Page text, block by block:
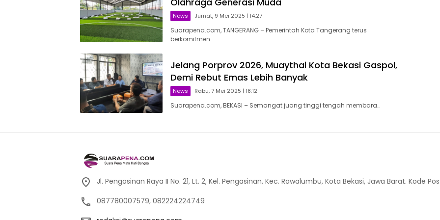
News Jumat, 9 Mei 2025 | 14:27
Suarapena.com, TANGERANG – Pemerintah Kota Tangerang terus
berkomitmen…
Jelang Porprov 2026, Muaythai Kota Bekasi Gaspol,
Demi Rebut Emas Lebih Banyak
News Rabu, 7 Mei 2025 | 18:12
Suarapena.com, BEKASI – Semangat juang tinggi tengah membara…
Jl. Pengasinan Raya II No. 21, Lt. 2, Kel. Pengasinan, Kec. Rawalumbu, Kota Bekasi, Jawa Barat. Kode Pos
087780007579, 082224224749